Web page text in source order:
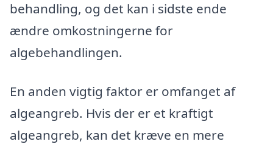
behandling, og det kan i sidste ende
ændre omkostningerne for
algebehandlingen.
En anden vigtig faktor er omfanget af
algeangreb. Hvis der er et kraftigt
algeangreb, kan det kræve en mere